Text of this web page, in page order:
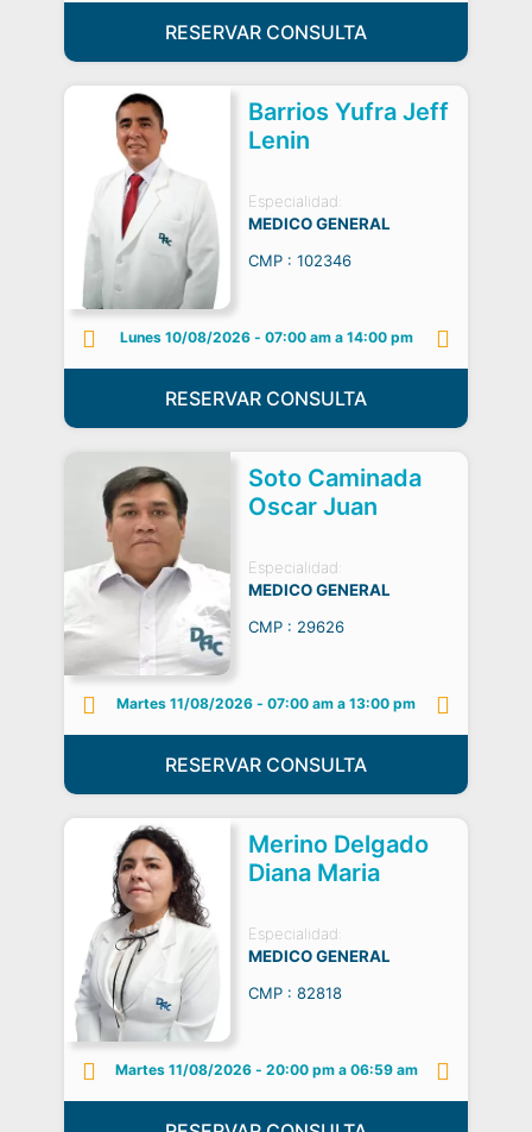
RESERVAR CONSULTA
Barrios Yufra Jeff
Lenin
Especialidad:
MEDICO GENERAL
CMP : 102346
Lunes 10/08/2026- 07:00 am a 14:00 pm
RESERVAR CONSULTA
Soto Caminada
Oscar Juan
Especialidad:
MEDICO GENERAL
CMP : 29626
Martes 11/08/2026 - 07:00 am a 13:00 pm
RESERVAR CONSULTA
Merino Delgado
Diana Maria
Especialidad:
MEDICO GENERAL
CMP : 82818
Martes 11/08/2026- 20:00 pm a 06:59 am